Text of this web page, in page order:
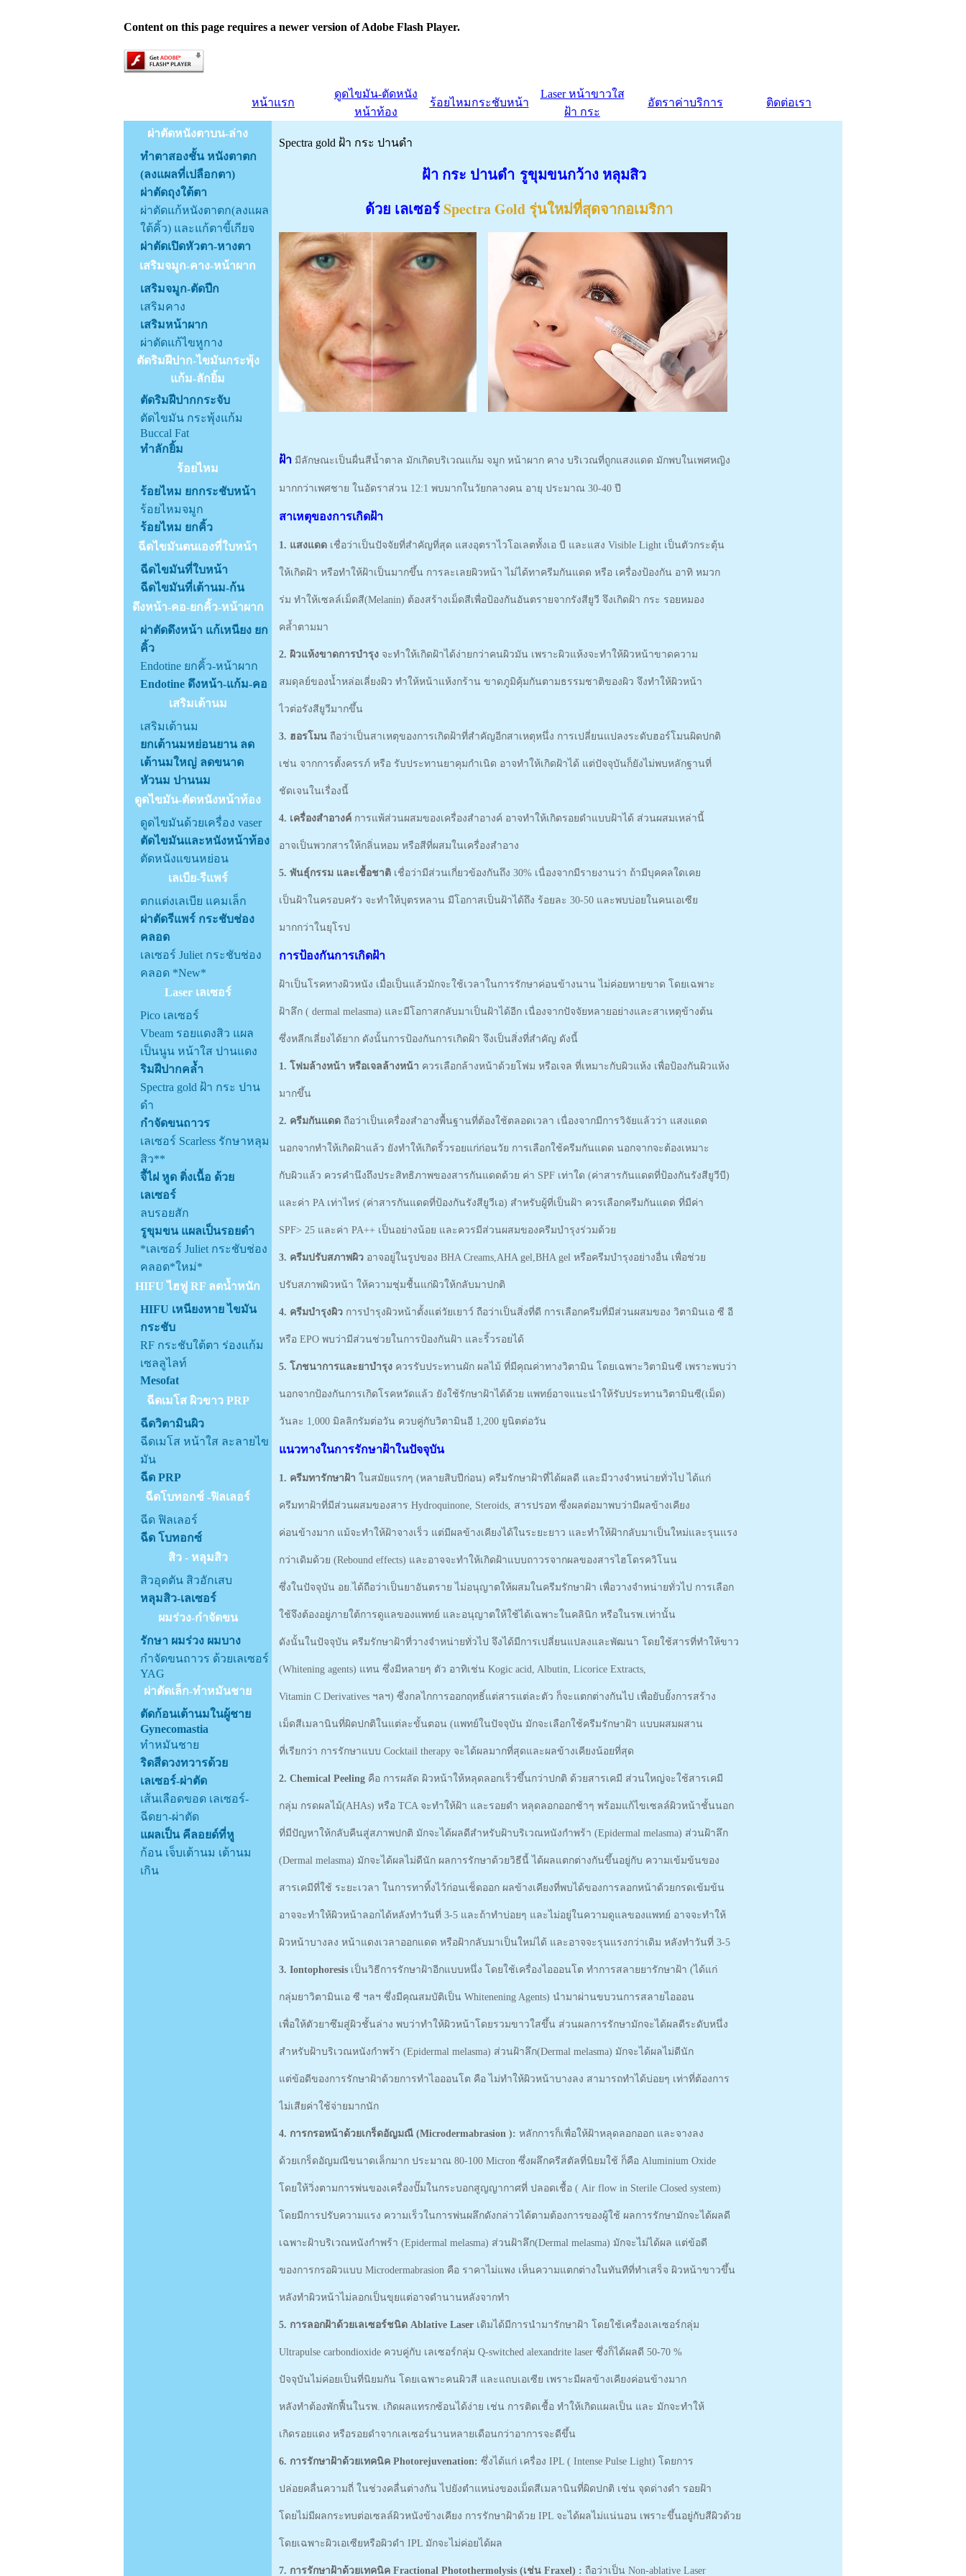
Content on this page requires a newer version of Adobe Flash Player.
หน้าแรก
ดูดไขมัน-ตัดหนัง
หน้าท้อง
ร้อยไหมกระชับหน้า
Laser หน้าขาวใส
ฝ้า กระ
อัตราค่าบริการ ติดต่อเรา
ผ่าตัดหนังตาบน-ล่าง
ทำตาสองชั้น หนังตาตก
(ลงแผลที่เปลือกตา)
ผ่าตัดถุงใต้ตา
ผ่าตัดแก้หนังตาตก(ลงแผล
ใต้คิ้ว) และแก้ตาขี้เกียจ
ผ่าตัดเปิดหัวตา-หางตา
เสริมจมูก-คาง-หน้าผาก
เสริมจมูก-ตัดปีก
เสริมคาง
เสริมหน้าผาก
ผ่าตัดแก้ไขหูกาง
ตัดริมฝีปาก-ไขมันกระพุ้ง
แก้ม-ลักยิ้ม
ตัดริมฝีปากกระจับ
ตัดไขมัน กระพุ้งแก้ม
Buccal Fat
ทำลักยิ้ม
ร้อยไหม
ร้อยไหม ยกกระชับหน้า
ร้อยไหมจมูก
ร้อยไหม ยกคิ้ว
ฉีดไขมันตนเองที่ใบหน้า
ฉีดไขมันที่ใบหน้า
ฉีดไขมันที่เต้านม-ก้น
ดึงหน้า-คอ-ยกคิ้ว-หน้าผาก
ผ่าตัดดึงหน้า แก้เหนียง ยก
คิ้ว
Endotine ยกคิ้ว-หน้าผาก
Endotine ดึงหน้า-แก้ม-คอ
เสริมเต้านม
เสริมเต้านม
ยกเต้านมหย่อนยาน ลด
เต้านมใหญ่ ลดขนาด
หัวนม ปานนม
ดูดไขมัน-ตัดหนังหน้าท้อง
ดูดไขมันด้วยเครื่อง vaser
ตัดไขมันและหนังหน้าท้อง
ตัดหนังแขนหย่อน
เลเบีย-รีแพร์
ตกแต่งเลเบีย แคมเล็ก
ผ่าตัดรีแพร์ กระชับช่อง
คลอด
เลเซอร์ Juliet กระชับช่อง
คลอด *New*
Laser เลเซอร์
Pico เลเซอร์
Vbeam รอยแดงสิว แผล
เป็นนูน หน้าใส ปานแดง
ริมฝีปากคล้ำ
Spectra gold ฝ้า กระ ปาน
ดำ
กำจัดขนถาวร
เลเซอร์ Scarless รักษาหลุม
สิว**
จี้ไฝ หูด ติ่งเนื้อ ด้วย
เลเซอร์
ลบรอยสัก
รูขุมขน แผลเป็นรอยดำ
*เลเซอร์ Juliet กระชับช่อง
คลอด*ใหม่*
HIFU ไฮฟู RF ลดน้ำหนัก
HIFU เหนียงหาย ไขมัน
กระชับ
RF กระชับใต้ตา ร่องแก้ม
เซลลูไลท์
Mesofat
ฉีดเมโส ผิวขาว PRP
ฉีดวิตามินผิว
ฉีดเมโส หน้าใส ละลายไข
มัน
ฉีด PRP
ฉีดโบทอกซ์ -ฟิลเลอร์
ฉีด ฟิลเลอร์
ฉีด โบทอกซ์
สิว - หลุมสิว
สิวอุดตัน สิวอักเสบ
หลุมสิว-เลเซอร์
ผมร่วง-กำจัดขน
รักษา ผมร่วง ผมบาง
กำจัดขนถาวร ด้วยเลเซอร์
YAG
ผ่าตัดเล็ก-ทำหมันชาย
ตัดก้อนเต้านมในผู้ชาย
Gynecomastia
ทำหมันชาย
ริดสีดวงทวารด้วย
เลเซอร์-ผ่าตัด
เส้นเลือดขอด เลเซอร์-
ฉีดยา-ผ่าตัด
แผลเป็น คีลอยด์ที่หู
ก้อน เจ็บเต้านม เต้านม
เกิน
Spectra gold ฝ้า กระ ปานดำ
ฝ้า กระ ปานดำ รูขุมขนกว้าง หลุมสิว
ด้วย เลเซอร์Spectra Gold รุ่นใหม่ที่สุดจากอเมริกา
ฝ้า มีลักษณะเป็นผื่นสีน้ำตาล มักเกิดบริเวณแก้ม จมูก หน้าผาก คาง บริเวณที่ถูกแสงแดด มักพบในเพศหญิง
มากกว่าเพศชาย ในอัดราส่วน 12:1 พบมากในวัยกลางคน อายุ ประมาณ 30-40 ปี
สาเหตุของการเกิดฝ้า
1. แสงแดด เชื่อว่าเป็นปัจจัยที่สำคัญที่สุด แสงอุตราไวโอเลตทั้งเอ บี และแสง Visible Light เป็นตัวกระตุ้น
ให้เกิดฝ้า หรือทำให้ฝ้าเป็นมากขึ้น การละเลยผิวหน้า ไม่ได้ทาครีมกันแดด หรือ เครื่องป้องกัน อาทิ หมวก
ร่ม ทำให้เซลล์เม็ดสี(Melanin) ต้องสร้างเม็ดสีเพื่อป้องกันอันตรายจากรังสียูวี จึงเกิดฝ้า กระ รอยหมอง
คล้ำตามมา
2. ผิวแห้งขาดการบำรุง จะทำให้เกิดฝ้าได้ง่ายกว่าคนผิวมัน เพราะผิวแห้งจะทำให้ผิวหน้าขาดความ
สมดุลย์ของน้ำหล่อเลี่ยงผิว ทำให้หน้าแห้งกร้าน ขาดภูมิคุ้มกันตามธรรมชาติของผิว จึงทำให้ผิวหน้า
ไวต่อรังสียูวีมากขึ้น
3. ฮอรโมน ถือว่าเป็นสาเหตุของการเกิดฝ้าที่สำคัญอีกสาเหตุหนึ่ง การเปลี่ยนแปลงระดับฮอร์โมนผิดปกติ
เช่น จากการตั้งครรภ์ หรือ รับประทานยาคุมกำเนิด อาจทำให้เกิดฝ้าได้ แต่ปัจจุบันก็ยังไม่พบหลักฐานที่
ชัดเจนในเรื่องนี้
4. เครื่องสำอางค์ การแพ้ส่วนผสมของเครื่องสำอางค์ อาจทำให้เกิดรอยดำแบบฝ้าได้ ส่วนผสมเหล่านี้
อาจเป็นพวกสารให้กลิ่นหอม หรือสีที่ผสมในเครื่องสำอาง
5. พันธุ์กรรม และเชื้อชาติ เชื่อว่ามีส่วนเกี่ยวข้องกันถึง 30% เนื่องจากมีรายงานว่า ถ้ามีบุคคลใดเคย
เป็นฝ้าในครอบครัว จะทำให้บุตรหลาน มีโอกาสเป็นฝ้าได้ถึง ร้อยละ 30-50 และพบบ่อยในคนเอเซีย
มากกว่าในยุโรป
การป้องกันการเกิดฝ้า
ฝ้าเป็นโรคทางผิวหนัง เมื่อเป็นแล้วมักจะใช้เวลาในการรักษาค่อนข้างนาน ไม่ค่อยหายขาด โดยเฉพาะ
ฝ้าลึก ( dermal melasma) และมีโอกาสกลับมาเป็นฝ้าได้อีก เนื่องจากปัจจัยหลายอย่างและสาเหตุข้างต้น
ซึ่งหลีกเลี่ยงได้ยาก ดังนั้นการป้องกันการเกิดฝ้า จึงเป็นสิ่งที่สำคัญ ดังนี้
1. โฟมล้างหน้า หรือเจลล้างหน้า ควรเลือกล้างหน้าด้วยโฟม หรือเจล ที่เหมาะกับผิวแห้ง เพื่อป้องกันผิวแห้ง
มากขึ้น
2. ครีมกันแดด ถือว่าเป็นเครื่องสำอางพื้นฐานที่ต้องใช้ตลอดเวลา เนื่องจากมีการวิจัยแล้วว่า แสงแดด
นอกจากทำให้เกิดฝ้าแล้ว ยังทำให้เกิดริ้วรอยแก่ก่อนวัย การเลือกใช้ครีมกันแดด นอกจากจะต้องเหมาะ
กับผิวแล้ว ควรคำนึงถึงประสิทธิภาพของสารกันแดดด้วย ค่า SPF เท่าใด (ค่าสารกันแดดที่ป้องกันรังสียูวีบี)
และค่า PA เท่าไหร่ (ค่าสารกันแดดที่ป้องกันรังสียูวีเอ) สำหรับผู้ที่เป็นฝ้า ควรเลือกครีมกันแดด ที่มีค่า
SPF> 25 และค่า PA++ เป็นอย่างน้อย และควรมีส่วนผสมของครีมบำรุงร่วมด้วย
3. ครีมปรับสภาพผิว อาจอยู่ในรูปของ BHA Creams,AHA gel,BHA gel หรือครีมบำรุงอย่างอื่น เพื่อช่วย
ปรับสภาพผิวหน้า ให้ความชุ่มชื้นแก่ผิวให้กลับมาปกติ
4. ครีมบำรุงผิว การบำรุงผิวหน้าตั้งแต่วัยเยาว์ ถือว่าเป็นสิ่งที่ดี การเลือกครีมที่มีส่วนผสมของ วิตามินเอ ซี อี
หรือ EPO พบว่ามีส่วนช่วยในการป้องกันฝ้า และริ้วรอยได้
5. โภชนาการและยาบำรุง ควรรับประทานผัก ผลไม้ ที่มีคุณค่าทางวิตามิน โดยเฉพาะวิตามินซี เพราะพบว่า
นอกจากป้องกันการเกิดโรคหวัดแล้ว ยังใช้รักษาฝ้าได้ด้วย แพทย์อาจแนะนำให้รับประทานวิตามินซี(เม็ด)
วันละ 1,000 มิลลิกรัมต่อวัน ควบคู่กับวิตามินอี 1,200 ยูนิตต่อวัน
แนวทางในการรักษาฝ้าในปัจจุบัน
1. ครีมทารักษาฝ้า ในสมัยแรกๆ (หลายสิบปีก่อน) ครีมรักษาฝ้าที่ได้ผลดี และมีวางจำหน่ายทั่วไป ได้แก่
ครีมทาฝ้าที่มีส่วนผสมของสาร Hydroquinone, Steroids, สารปรอท ซึ่งผลต่อมาพบว่ามีผลข้างเคียง
ค่อนข้างมาก แม้จะทำให้ฝ้าจางเร็ว แต่มีผลข้างเคียงได้ในระยะยาว และทำให้ฝ้ากลับมาเป็นใหม่และรุนแรง
กว่าเดิมด้วย (Rebound effects) และอาจจะทำให้เกิดฝ้าแบบถาวรจากผลของสารไฮโดรควิโนน
ซึ่งในปัจจุบัน อย.ได้ถือว่าเป็นยาอันตราย ไม่อนุญาตให้ผสมในครีมรักษาฝ้า เพื่อวางจำหน่ายทั่วไป การเลือก
ใช้จึงต้องอยู่ภายใต้การดูแลของแพทย์ และอนุญาตให้ใช้ได้เฉพาะในคลินิก หรือในรพ.เท่านั้น
ดังนั้นในปัจจุบัน ครีมรักษาฝ้าที่วางจำหน่ายทั่วไป จึงได้มีการเปลี่ยนแปลงและพัฒนา โดยใช้สารที่ทำให้ขาว
(Whitening agents) แทน ซึ่งมีหลายๆ ตัว อาทิเช่น Kogic acid, Albutin, Licorice Extracts,
Vitamin C Derivatives ฯลฯ) ซึ่งกลไกการออกฤทธิ์แต่สารแต่ละตัว ก็จะแตกต่างกันไป เพื่อยับยั้งการสร้าง
เม็ดสีเมลานินที่ผิดปกติในแต่ละขั้นตอน (แพทย์ในปัจจุบัน มักจะเลือกใช้ครีมรักษาฝ้า แบบผสมผสาน
ที่เรียกว่า การรักษาแบบ Cocktail therapy จะได้ผลมากที่สุดและผลข้างเคียงน้อยที่สุด
2. Chemical Peeling คือ การผลัด ผิวหน้าให้หลุดลอกเร็วขึ้นกว่าปกติ ด้วยสารเคมี ส่วนใหญ่จะใช้สารเคมี
กลุ่ม กรดผลไม้(AHAs) หรือ TCA จะทำให้ฝ้า และรอยดำ หลุดลอกออกช้าๆ พร้อมแก้ไขเซลล์ผิวหน้าชั้นนอก
ที่มีปัญหาให้กลับคืนสู่สภาพปกติ มักจะได้ผลดีสำหรับฝ้าบริเวณหนังกำพร้า (Epidermal melasma) ส่วนฝ้าลึก
(Dermal melasma) มักจะได้ผลไม่ดีนัก ผลการรักษาด้วยวิธีนี้ ได้ผลแตกต่างกันขึ้นอยู่กับ ความเข้มข้นของ
สารเคมีที่ใช้ ระยะเวลา ในการทาทิ้งไว้ก่อนเช็ดออก ผลข้างเคียงที่พบได้ของการลอกหน้าด้วยกรดเข้มข้น
อาจจะทำให้ผิวหน้าลอกได้หลังทำวันที่ 3-5 และถ้าทำบ่อยๆ และไม่อยู่ในความดูแลของแพทย์ อาจจะทำให้
ผิวหน้าบางลง หน้าแดงเวลาออกแดด หรือฝ้ากลับมาเป็นใหม่ได้ และอาจจะรุนแรงกว่าเดิม หลังทำวันที่ 3-5
3. Iontophoresis เป็นวิธีการรักษาฝ้าอีกแบบหนึ่ง โดยใช้เครื่องไอออนโต ทำการสลายยารักษาฝ้า (ได้แก่
กลุ่มยาวิตามินเอ ซี ฯลฯ ซึ่งมีคุณสมบัติเป็น Whitenening Agents) นำมาผ่านขบวนการสลายไอออน
เพื่อให้ตัวยาซึมสู่ผิวชั้นล่าง พบว่าทำให้ผิวหน้าโดยรวมขาวใสขึ้น ส่วนผลการรักษามักจะได้ผลดีระดับหนึ่ง
สำหรับฝ้าบริเวณหนังกำพร้า (Epidermal melasma) ส่วนฝ้าลึก(Dermal melasma) มักจะได้ผลไม่ดีนัก
แต่ข้อดีของการรักษาฝ้าด้วยการทำไอออนโต คือ ไม่ทำให้ผิวหน้าบางลง สามารถทำได้บ่อยๆ เท่าที่ต้องการ
ไม่เสียค่าใช้จ่ายมากนัก
4. การกรอหน้าด้วยเกร็ดอัญมณี (Microdermabrasion ): หลักการก็เพื่อให้ฝ้าหลุดลอกออก และจางลง
ด้วยเกร็ดอัญมณีขนาดเล็กมาก ประมาณ 80-100 Micron ซึ่งผลึกครีสตัลที่นิยมใช้ ก็คือ Aluminium Oxide
โดยให้วิ่งตามการพ่นของเครื่องปั๊มในกระบอกสูญญากาศที่ ปลอดเชื้อ ( Air flow in Sterile Closed system)
โดยมีการปรับความแรง ความเร็วในการพ่นผลึกดังกล่าวได้ตามต้องการของผู้ใช้ ผลการรักษามักจะได้ผลดี
เฉพาะฝ้าบริเวณหนังกำพร้า (Epidermal melasma) ส่วนฝ้าลึก(Dermal melasma) มักจะไม่ได้ผล แต่ข้อดี
ของการกรอผิวแบบ Microdermabrasion คือ ราคาไม่แพง เห็นความแตกต่างในทันทีที่ทำเสร็จ ผิวหน้าขาวขึ้น
หลังทำผิวหน้าไม่ลอกเป็นขุยแต่อาจดำนานหลังจากทำ
5. การลอกฝ้าด้วยเลเซอร์ชนิด Ablative Laser เดิมได้มีการนำมารักษาฝ้า โดยใช้เครื่องเลเซอร์กลุ่ม
Ultrapulse carbondioxide ควบคู่กับ เลเซอร์กลุ่ม Q-switched alexandrite laser ซึ่งก็ได้ผลดี 50-70 %
ปัจจุบันไม่ค่อยเป็นที่นิยมกัน โดยเฉพาะคนผิวสี และแถบเอเซีย เพราะมีผลข้างเคียงค่อนข้างมาก
หลังทำต้องพักฟื้นในรพ. เกิดผลแทรกซ้อนได้ง่าย เช่น การติดเชื้อ ทำให้เกิดแผลเป็น และ มักจะทำให้
เกิดรอยแดง หรือรอยดำจากเลเซอร์นานหลายเดือนกว่าอาการจะดีขึ้น
6. การรักษาฝ้าด้วยเทคนิค Photorejuvenation: ซึ่งได้แก่ เครื่อง IPL ( Intense Pulse Light) โดยการ
ปล่อยคลื่นความถี่ ในช่วงคลื่นต่างกัน ไปยังตำแหน่งของเม็ดสีเมลานินที่ผิดปกติ เช่น จุดด่างดำ รอยฝ้า
โดยไม่มีผลกระทบต่อเซลล์ผิวหนังข้างเคียง การรักษาฝ้าด้วย IPL จะได้ผลไม่แน่นอน เพราะขึ้นอยู่กับสีผิวด้วย
โดยเฉพาะผิวเอเซียหรือผิวดำ IPL มักจะไม่ค่อยได้ผล
7. การรักษาฝ้าด้วยเทคนิค Fractional Photothermolysis (เช่น Fraxel) : ถือว่าเป็น Non-ablative Laser